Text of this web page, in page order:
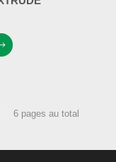
6 pages au total